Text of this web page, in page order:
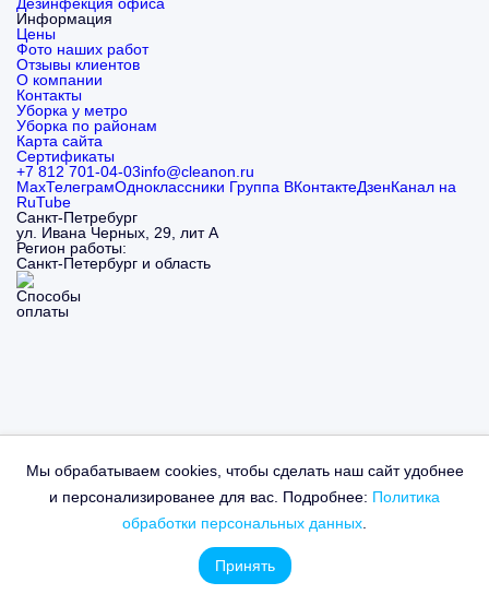
Информация
Цены
Фото наших работ
Отзывы клиентов
О компании
Контакты
Уборка у метро
Уборка по районам
Карта сайта
Сертификаты
+7 812 701-04-03info@cleanon.ru
MaxТелеграмОдноклассники Группа ВКонтактеДзенКанал на
RuTube
Санкт-Петребург
ул. Ивана Черных, 29, лит А
Регион работы:
Санкт-Петербург и область
Скоро на всех Play маркетах
Мы обрабатываем cookies, чтобы сделать наш сайт удобнее
и персонализированее для вас. Подробнее: Политика
обработки персональных данных
Принять